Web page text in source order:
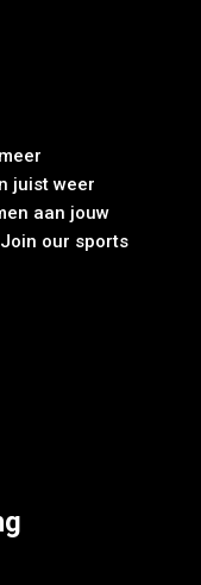
juist weer
aan jouw
Join our sports